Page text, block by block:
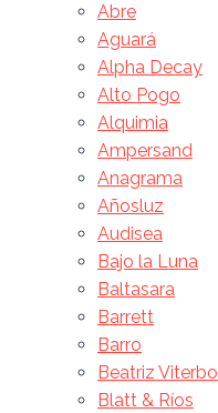
Abre
Aguará
Alpha Decay
Alto Pogo
Alquimia
Ampersand
Anagrama
Añosluz
Audisea
Bajo la Luna
Baltasara
Barrett
Barro
Beatriz Viterbo
Blatt & Ríos